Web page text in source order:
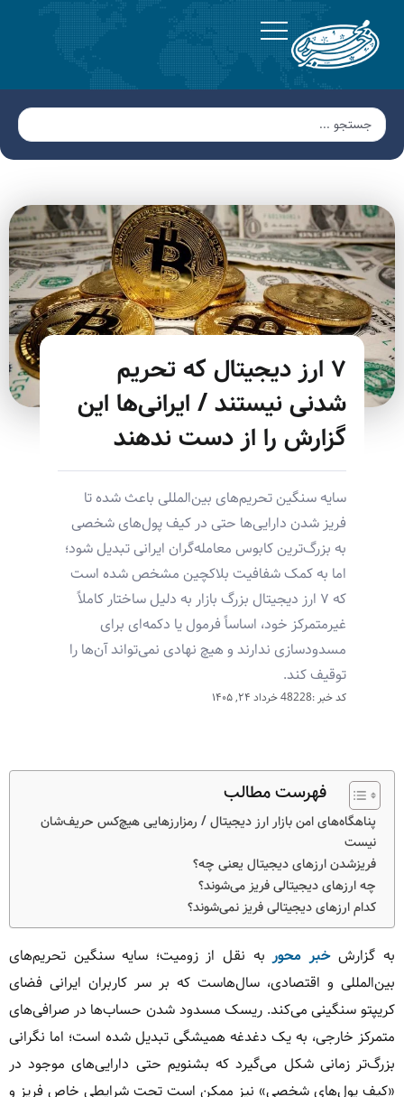
۷ ارز دیجیتال که تحریم
شدنی نیستند / ایرانی‌ها این
گزارش را از دست ندهند
سایه سنگین تحریم‌های بین‌المللی باعث شده تا
فریز شدن دارایی‌ها حتی در کیف پول‌های شخصی
به بزرگ‌ترین کابوس معامله‌گران ایرانی تبدیل شود؛
اما به کمک شفافیت بلاکچین مشخص شده است
که ۷ ارز دیجیتال بزرگ بازار به دلیل ساختار کاملاً
غیرمتمرکز خود، اساساً فرمول یا دکمه‌ای برای
مسدودسازی ندارند و هیچ نهادی نمی‌تواند آن‌ها را
توقیف کند.
کد خبر :48228 خرداد ۲۴, ۱۴۰۵
فهرست مطالب
پناهگاه‌های امن بازار ارز دیجیتال / رمزارزهایی هیچ‌کس حریف‌شان
نیست
فریزشدن ارزهای دیجیتال یعنی چه؟
چه ارزهای دیجیتالی فریز می‌شوند؟
کدام ارزهای دیجیتالی فریز نمی‌شوند؟
به گزارشخبر محوربه نقل از زومیت؛ سایه سنگین تحریم‌های
بین‌المللی و اقتصادی، سال‌هاست که بر سر کاربران ایرانی فضای
کریپتو سنگینی می‌کند. ریسک مسدود شدن حساب‌ها در صرافی‌های
متمرکز خارجی، به یک دغدغه همیشگی تبدیل شده است؛ اما نگرانی
بزرگ‌تر زمانی شکل می‌گیرد که بشنویم حتی دارایی‌های موجود در
«کیف پول‌های شخصی» نیز ممکن است تحت شرایطی خاص فریز و